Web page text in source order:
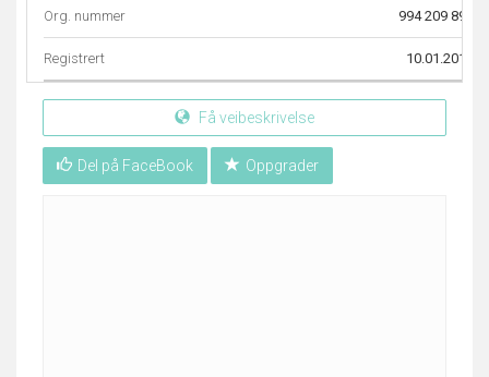
Org. nummer 994 209 892
Registrert 10.01.2011
Få veibeskrivelse
Del på FaceBook Oppgrader